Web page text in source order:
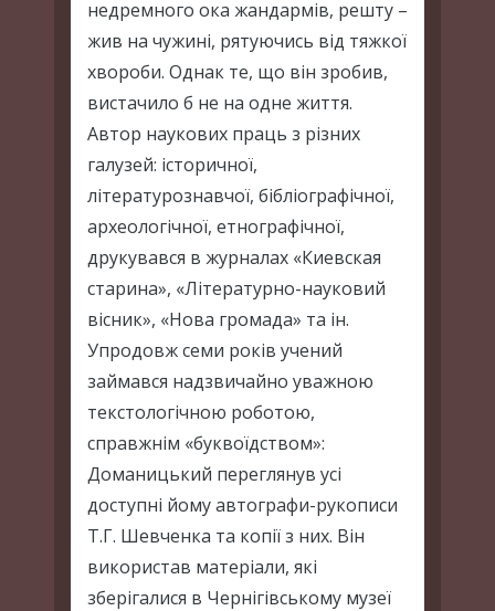
недремного ока жандармів, решту –
жив на чужині, рятуючись від тяжкої
хвороби. Однак те, що він зробив,
вистачило б не на одне життя.
Автор наукових праць з різних
галузей: історичної,
літературознавчої, бібліографічної,
археологічної, етнографічної,
друкувався в журналах «Киевская
старина», «Літературно-науковий
вісник», «Нова громада» та ін.
Упродовж семи років учений
займався надзвичайно уважною
текстологічною роботою,
справжнім «буквоїдством»:
Доманицький переглянув усі
доступні йому автографи-рукописи
Т.Г. Шевченка та копії з них. Він
використав матеріали, які
зберігалися в Чернігівському музеї